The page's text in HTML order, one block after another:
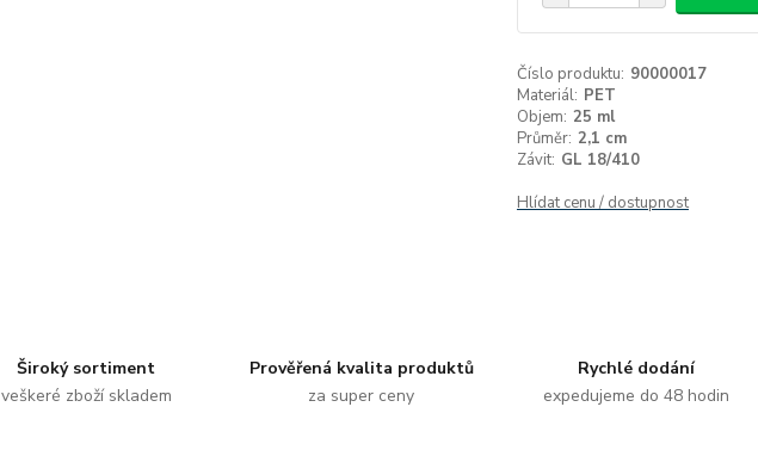
Číslo produktu: 90000017
Materiál: PET
Objem: 25 ml
Průměr: 2,1 cm
Závit: GL 18/410
Hlídat cenu / dostupnost
Široký sortiment
veškeré zboží skladem
Prověřená kvalita produktů
za super ceny
Rychlé dodání
expedujeme do 48 hodin